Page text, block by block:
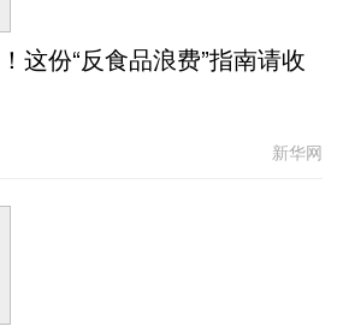
这份“反食品浪费”指南请收
新华网